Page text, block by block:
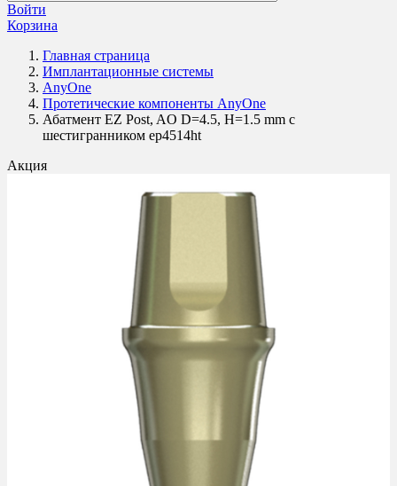
Войти
Корзина
Главная страница
Имплантационные системы
AnyOne
Протетические компоненты AnyOne
Абатмент EZ Post, AO D=4.5, H=1.5 mm с
шестигранником ep4514ht
Акция